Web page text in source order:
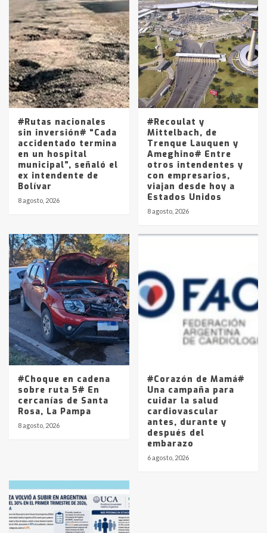
4
Accidente en Ruta 5: falleció un
joven de Trenque Lauquen
5
Los precios de los combustibles en
La Pampa, desde YPF hasta Axion
entre 857 a 1338 pesos
#Rutas nacionales
sin inversión# “Cada
accidentado termina
en un hospital
municipal”, señaló el
ex intendente de
Bolívar
8 agosto, 2026
#Recoulat y
Mittelbach, de
Trenque Lauquen y
Ameghino# Entre
otros intendentes y
con empresarios,
viajan desde hoy a
Estados Unidos
8 agosto, 2026
#Choque en cadena
sobre ruta 5# En
cercanías de Santa
Rosa, La Pampa
8 agosto, 2026
#Corazón de Mamá#
Una campaña para
cuidar la salud
cardiovascular
antes, durante y
después del
embarazo
6 agosto, 2026